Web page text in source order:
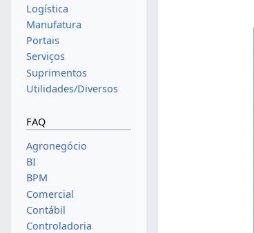
Logística
Manufatura
Portais
Serviços
Suprimentos
Utilidades/Diversos
FAQ
Agronegócio
BI
BPM
Comercial
Contábil
Controladoria